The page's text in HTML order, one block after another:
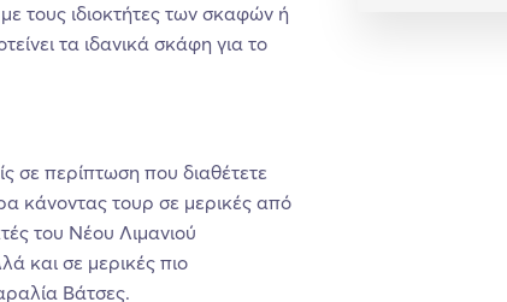
τους ιδιοκτήτες των σκαφών ή
τα ιδανικά σκάφη για το
σε περίπτωση που διαθέτετε
κάνοντας τουρ σε μερικές από
του Νέου Λιμανιού
και σε μερικές πιο
Βάτσες.